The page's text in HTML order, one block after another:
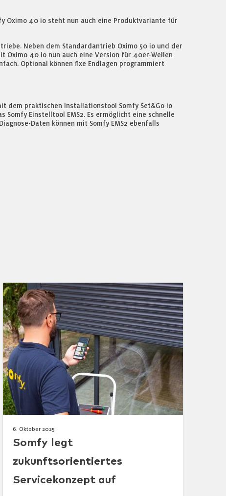
Oximo 40 io steht nun auch eine Produktvariante für
Neben dem Standardantrieb Oximo 50 io und der
Oximo 40 io nun auch eine Version für 40er-Wellen
Optional können fixe Endlagen programmiert
dem praktischen Installationstool Somfy Set&Go io
Einstelltool EMS2. Es ermöglicht eine schnelle
Daten können mit Somfy EMS2 ebenfalls
6. Oktober 2025
Somfy legt
zukunftsorientiertes
Servicekonzept auf